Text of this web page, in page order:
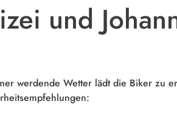
und
werdende Wetter lädt die Biker zu